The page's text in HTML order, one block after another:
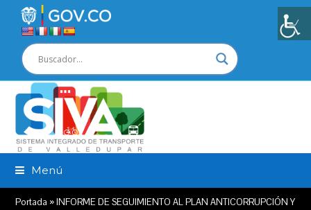
Menú
Portada »INFORME DE SEGUIMIENTO AL PLAN ANTICORRUPCIÓN Y